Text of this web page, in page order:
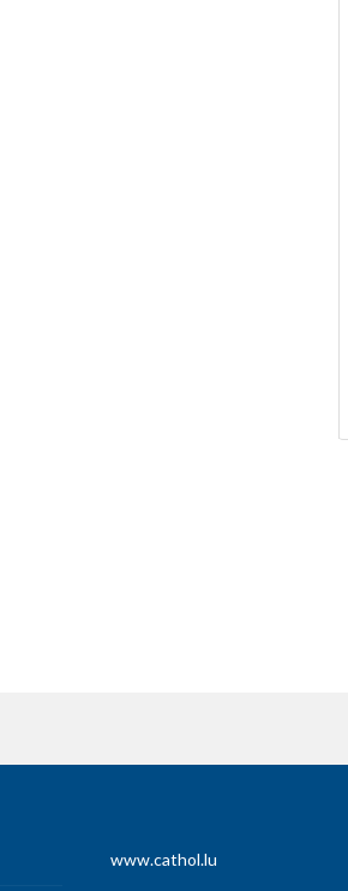
www.cathol.lu